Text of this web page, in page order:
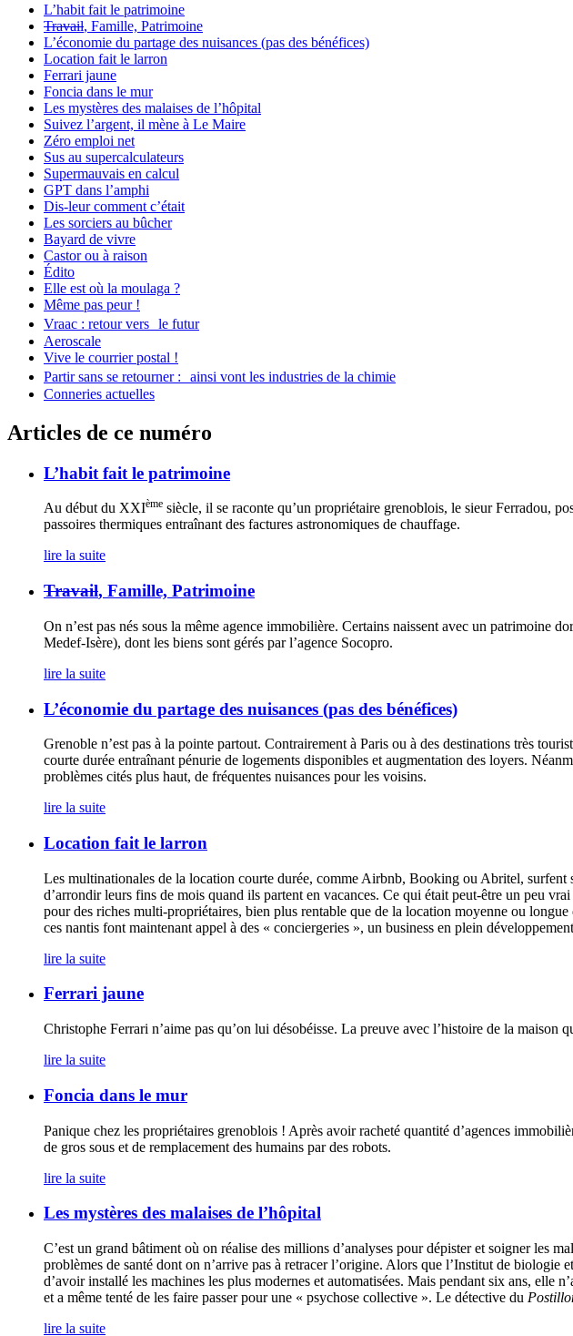
L’habit fait le patrimoine
Travail, Famille, Patrimoine
L’économie du partage des nuisances (pas des bénéfices)
Location fait le larron
Ferrari jaune
Foncia dans le mur
Les mystères des malaises de l’hôpital
Suivez l’argent, il mène à Le Maire
Zéro emploi net
Sus au supercalculateurs
Supermauvais en calcul
GPT dans l’amphi
Dis-leur comment c’était
Les sorciers au bûcher
Bayard de vivre
Castor ou à raison
Édito
Elle est où la moulaga ?
Même pas peur !
Vraac : retour vers le futur
Aeroscale
Vive le courrier postal !
Partir sans se retourner : ainsi vont les industries de la chimie
Conneries actuelles
Articles de ce numéro
L’habit fait le patrimoine
Au début du XXIème siècle, il se raconte qu’un propriétaire grenoblois, le sieur Ferradou,
passoires thermiques entraînant des factures astronomiques de chauffage.
lire la suite
Travail, Famille, Patrimoine
On n’est pas nés sous la même agence immobilière. Certains naissent avec un patrimoine
Medef-Isère), dont les biens sont gérés par l’agence Socopro.
lire la suite
L’économie du partage des nuisances (pas des bénéfices)
Grenoble n’est pas à la pointe partout. Contrairement à Paris ou à des destinations très
courte durée entraînant pénurie de logements disponibles et augmentation des loyers.
problèmes cités plus haut, de fréquentes nuisances pour les voisins.
lire la suite
Location fait le larron
Les multinationales de la location courte durée, comme Airbnb, Booking ou Abritel, surfent
d’arrondir leurs fins de mois quand ils partent en vacances. Ce qui était peut-être un peu
pour des riches multi-propriétaires, bien plus rentable que de la location moyenne ou
ces nantis font maintenant appel à des « conciergeries », un business en plein
lire la suite
Ferrari jaune
Christophe Ferrari n’aime pas qu’on lui désobéisse. La preuve avec l’histoire de la
lire la suite
Foncia dans le mur
Panique chez les propriétaires grenoblois ! Après avoir racheté quantité d’agences
de gros sous et de remplacement des humains par des robots.
lire la suite
Les mystères des malaises de l’hôpital
C’est un grand bâtiment où on réalise des millions d’analyses pour dépister et soigner les
problèmes de santé dont on n’arrive pas à retracer l’origine. Alors que l’Institut de
d’avoir installé les machines les plus modernes et automatisées. Mais pendant six ans, elle
et a même tenté de les faire passer pour une « psychose collective ». Le détective du
lire la suite